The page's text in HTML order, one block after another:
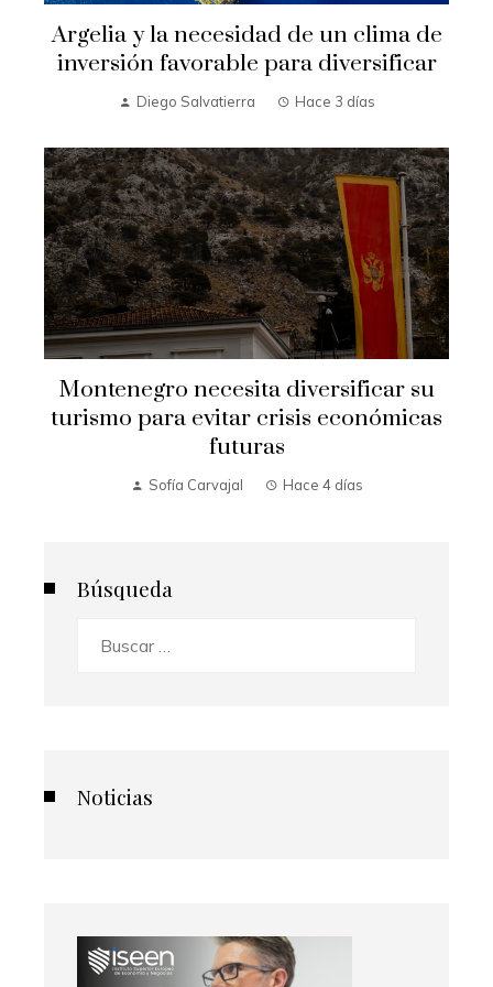
Argelia y la necesidad de un clima de
inversión favorable para diversificar
Diego Salvatierra Hace 3 días
Montenegro necesita diversificar su
turismo para evitar crisis económicas
futuras
Sofía Carvajal Hace 4 días
Búsqueda
Noticias